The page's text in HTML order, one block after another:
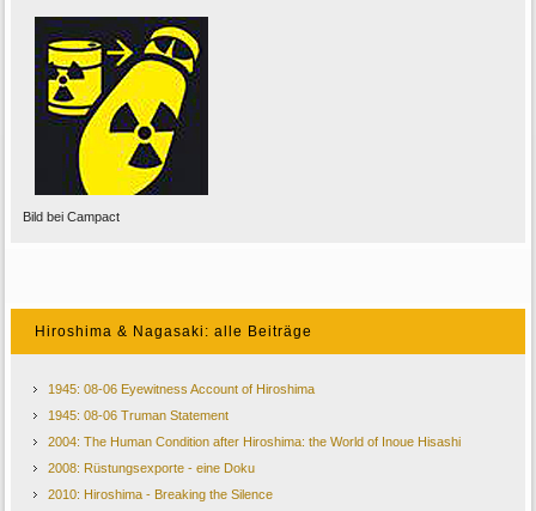
Bild bei Campact
Hiroshima & Nagasaki: alle Beiträge
1945: 08-06 Eyewitness Account of Hiroshima
1945: 08-06 Truman Statement
2004: The Human Condition after Hiroshima: the World of Inoue Hisashi
2008: Rüstungsexporte - eine Doku
2010: Hiroshima - Breaking the Silence